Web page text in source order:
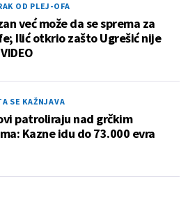
OD PLEJ-OFA
već može da se sprema za
Ilić otkrio zašto Ugrešić nije
SE KAŽNJAVA
patroliraju nad grčkim
Kazne idu do 73.000 evra